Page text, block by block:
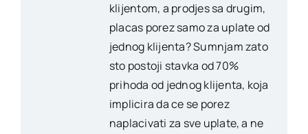
klijentom, a prodjes sa drugim,
placas porez samo za uplate od
jednog klijenta? Sumnjam zato
sto postoji stavka od 70%
prihoda od jednog klijenta, koja
implicira da ce se porez
naplacivati za sve uplate, a ne